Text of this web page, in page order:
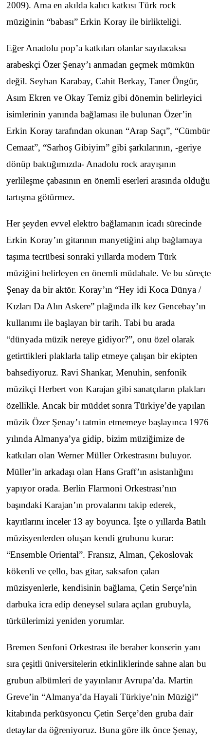
2009). Ama en akılda kalıcı katkısı Türk rock
müziğinin “babası” Erkin Koray ile birlikteliği.
Eğer Anadolu pop’a katkıları olanlar sayılacaksa
arabeskçi Özer Şenay’ı anmadan geçmek mümkün
değil. Seyhan Karabay, Cahit Berkay, Taner Öngür,
Asım Ekren ve Okay Temiz gibi dönemin belirleyici
isimlerinin yanında bağlaması ile bulunan Özer’in
Erkin Koray tarafından okunan “Arap Saçı”, “Cümbür
Cemaat”, “Sarhoş Gibiyim” gibi şarkılarının, -geriye
dönüp baktığımızda- Anadolu rock arayışının
yerlileşme çabasının en önemli eserleri arasında olduğu
tartışma götürmez.
Her şeyden evvel elektro bağlamanın icadı sürecinde
Erkin Koray’ın gitarının manyetiğini alıp bağlamaya
taşıma tecrübesi sonraki yıllarda modern Türk
müziğini belirleyen en önemli müdahale. Ve bu süreçte
Şenay da bir aktör. Koray’ın “Hey idi Koca Dünya /
Kızları Da Alın Askere” plağında ilk kez Gencebay’ın
kullanımı ile başlayan bir tarih. Tabi bu arada
“dünyada müzik nereye gidiyor?”, onu özel olarak
getirttikleri plaklarla talip etmeye çalışan bir ekipten
bahsediyoruz. Ravi Shankar, Menuhin, senfonik
müzikçi Herbert von Karajan gibi sanatçıların plakları
özellikle. Ancak bir müddet sonra Türkiye’de yapılan
müzik Özer Şenay’ı tatmin etmemeye başlayınca 1976
yılında Almanya’ya gidip, bizim müziğimize de
katkıları olan Werner Müller Orkestrasını buluyor.
Müller’in arkadaşı olan Hans Graff’ın asistanlığını
yapıyor orada. Berlin Flarmoni Orkestrası’nın
başındaki Karajan’ın provalarını takip ederek,
kayıtlarını inceler 13 ay boyunca. İşte o yıllarda Batılı
müzisyenlerden oluşan kendi grubunu kurar:
“Ensemble Oriental”. Fransız, Alman, Çekoslovak
kökenli ve çello, bas gitar, saksafon çalan
müzisyenlerle, kendisinin bağlama, Çetin Serçe’nin
darbuka icra edip deneysel sulara açılan grubuyla,
türkülerimizi yeniden yorumlar.
Bremen Senfoni Orkestrası ile beraber konserin yanı
sıra çeşitli üniversitelerin etkinliklerinde sahne alan bu
grubun albümleri de yayınlanır Avrupa’da. Martin
Greve’in “Almanya’da Hayali Türkiye’nin Müziği”
kitabında perküsyoncu Çetin Serçe’den gruba dair
detaylar da öğreniyoruz. Buna göre ilk önce Şenay,